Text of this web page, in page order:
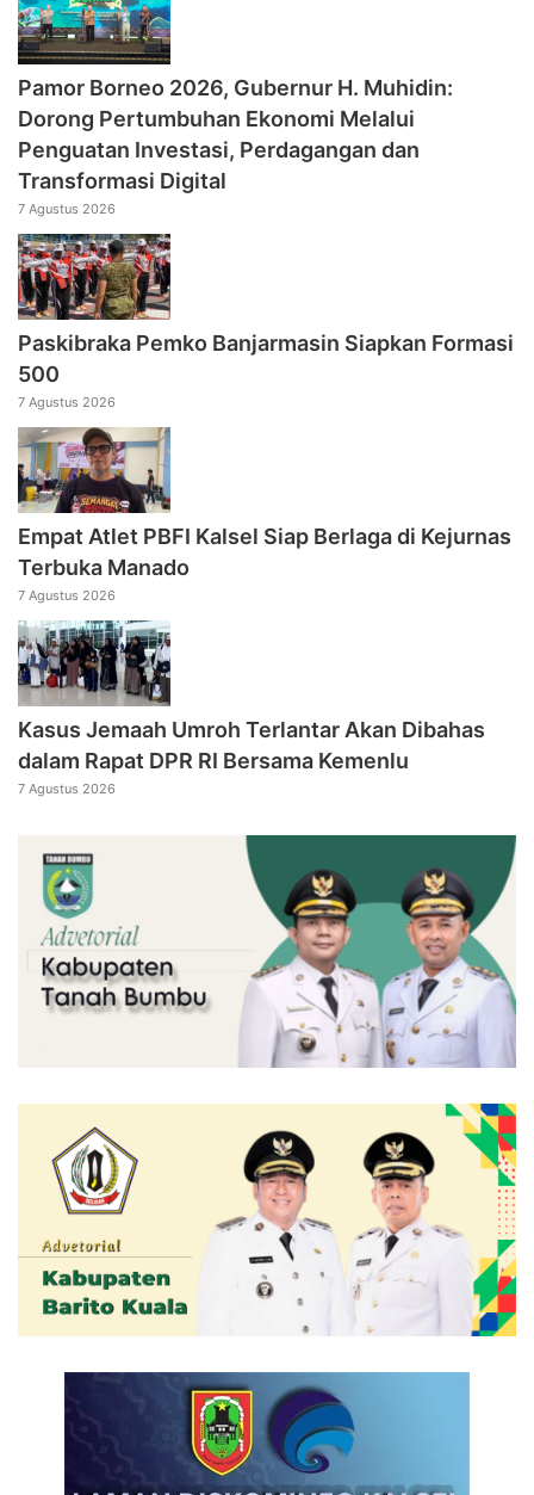
Pamor Borneo 2026, Gubernur H. Muhidin:
Dorong Pertumbuhan Ekonomi Melalui
Penguatan Investasi, Perdagangan dan
Transformasi Digital
7 Agustus 2026
Paskibraka Pemko Banjarmasin Siapkan Formasi
500
7 Agustus 2026
Empat Atlet PBFI Kalsel Siap Berlaga di Kejurnas
Terbuka Manado
7 Agustus 2026
Kasus Jemaah Umroh Terlantar Akan Dibahas
dalam Rapat DPR RI Bersama Kemenlu
7 Agustus 2026